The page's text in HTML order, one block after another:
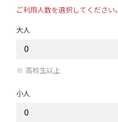
ご利用人数を選択してください。
大人
高校生以上
小人